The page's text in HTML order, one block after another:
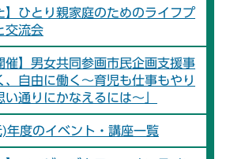
】ひとり親家庭のためのライフプ
交流会
催】男女共同参画市民企画支援事
、自由に働く～育児も仕事もやり
通りにかなえるには～」
年度のイベント・講座一覧